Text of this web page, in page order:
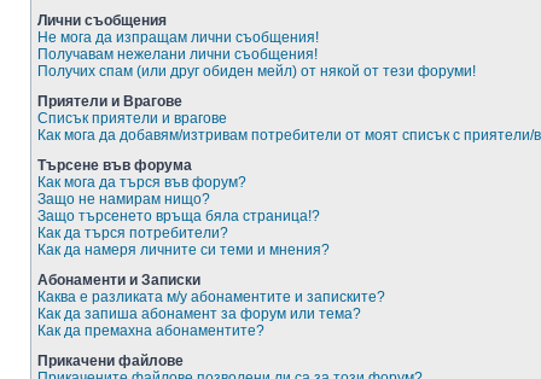
Лични съобщения
Не мога да изпращам лични съобщения!
Получавам нежелани лични съобщения!
Получих спам (или друг обиден мейл) от някой от тези форуми!
Приятели и Врагове
Списък приятели и врагове
Как мога да добавям/изтривам потребители от моят списък с приятели/
Търсене във форума
Как мога да търся във форум?
Защо не намирам нищо?
Защо търсенето връща бяла страница!?
Как да търся потребители?
Как да намеря личните си теми и мнения?
Абонаменти и Записки
Каква е разликата м/у абонаментите и записките?
Как да запиша абонамент за форум или тема?
Как да премахна абонаментите?
Прикачени файлове